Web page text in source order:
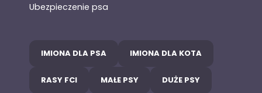
Ubezpieczenie psa
IMIONA DLA PSA IMIONA DLA KOTA
RASY FCI MAŁE PSY DUŻE PSY